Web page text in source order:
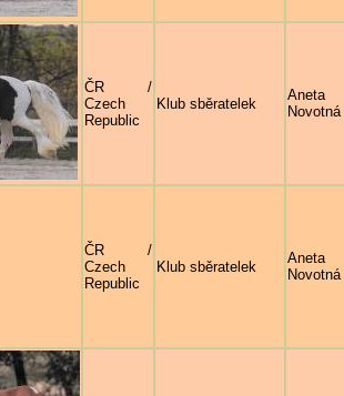
ČR /
Czech
Republic
Klub sběratelek
Aneta
Novotná
ČR /
Czech
Republic
Klub sběratelek
Aneta
Novotná